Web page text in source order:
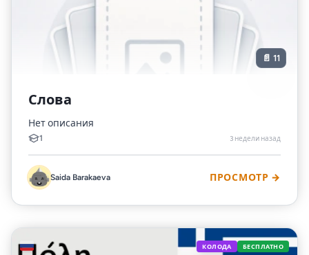
📄 11
Слова
Нет описания
1 3 недели назад
Saida Barakaeva ПРОСМОТР →
🇷🇺 КОЛОДА БЕСПЛАТНО